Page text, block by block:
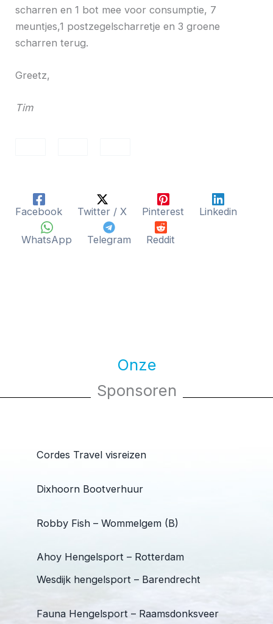
scharren en 1 bot mee voor consumptie, 7
meuntjes,1 postzegelscharretje en 3 groene
scharren terug.
Greetz,
Tim
Facebook Twitter / X Pinterest Linkedin
WhatsApp Telegram Reddit
Onze
Sponsoren
Cordes Travel visreizen
Dixhoorn Bootverhuur
Robby Fish – Wommelgem (B)
Ahoy Hengelsport – Rotterdam
Wesdijk hengelsport – Barendrecht
Fauna Hengelsport – Raamsdonksveer